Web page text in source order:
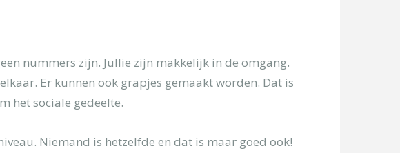
nummers zijn. Jullie zijn makkelijk in de omgang.
Er kunnen ook grapjes gemaakt worden. Dat is
het sociale gedeelte.
Niemand is hetzelfde en dat is maar goed ook!